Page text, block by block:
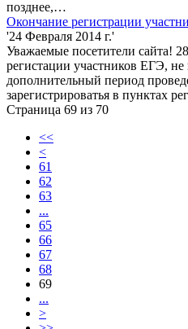
позднее,…
Окончание регистрации
'24 Февраля 2014 г.'
Уважаемые посетители сайта!
регистации участников ЕГЭ,
дополнительный период
зарегистрироватья в пунктах
Страница 69 из 70
<<
<
61
62
63
...
65
66
67
68
69
...
>